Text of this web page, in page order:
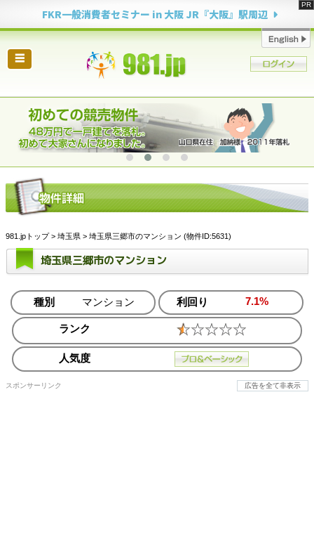
FKR一般消費者セミナー in 大阪 JR『大阪』駅周辺
☰
981.jpトップ> 埼玉県 > 埼玉県三郷市のマンション (物件ID:5631)
埼玉県三郷市のマンション
種別 マンション 利回り 7.1%
ランク
人気度
スポンサーリンク 広告を全て非表示